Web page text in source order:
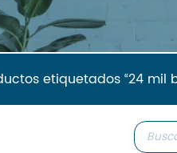
etiquetados “24 mil